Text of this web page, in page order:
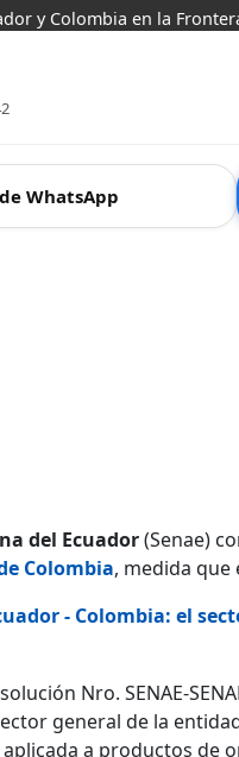
y Colombia en la
WhatsApp
del Ecuador(Senae)
Colombia, medida
- Colombia: el
Nro. SENAE-
general de la
a productos de